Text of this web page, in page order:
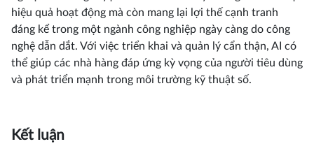
hiệu quả hoạt động mà còn mang lại lợi thế cạnh tranh
đáng kể trong một ngành công nghiệp ngày càng do công
nghệ dẫn dắt. Với việc triển khai và quản lý cẩn thận, AI có
thể giúp các nhà hàng đáp ứng kỳ vọng của người tiêu dùng
và phát triển mạnh trong môi trường kỹ thuật số.
Kết luận